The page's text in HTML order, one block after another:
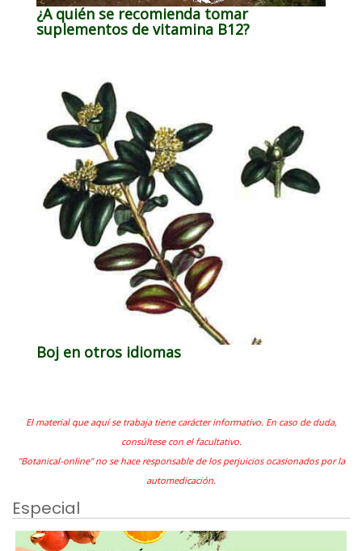
¿A quién se recomienda tomar
suplementos de vitamina B12?
Boj en otros idiomas
El material que aquí se trabaja tiene carácter informativo. En caso de duda,
consúltese con el facultativo.
"Botanical-online" no se hace responsable de los perjuicios ocasionados por la
automedicación.
Especial